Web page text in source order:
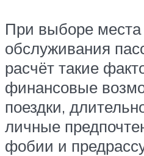
При выборе места
обслуживания
расчёт такие
финансовые
поездки,
личные
фобии и